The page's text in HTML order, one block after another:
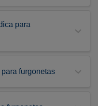
para
furgonetas